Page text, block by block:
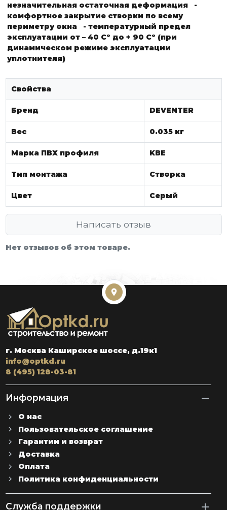
незначительная остаточная деформация -
комфортное закрытие створки по всему
периметру окна - температурный предел
эксплуатации от – 40 Сº до + 90 Сº (при
динамическом режиме эксплуатации
уплотнителя)
Свойства
Бренд DEVENTER
Вес 0.035 кг
Марка ПВХ профиля KBE
Тип монтажа Створка
Цвет Серый
Написать отзыв
Нет отзывов об этом товаре.
г. Москва Каширское шоссе, д.19к1
info@optkd.ru
8 (495) 128-03-81
Информация
О нас
Пользовательское соглашение
Гарантии и возврат
Доставка
Оплата
Политика конфиденциальности
Служба поддержки